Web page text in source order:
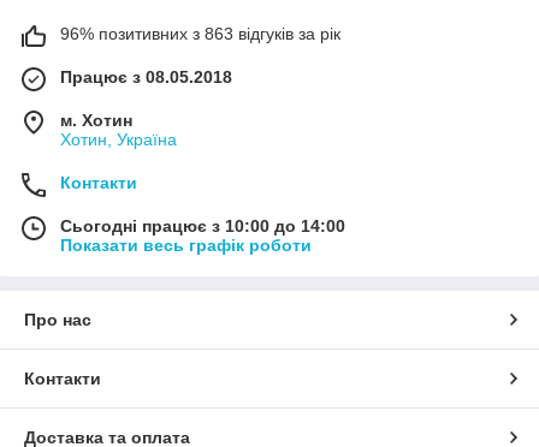
96% позитивних з 863 відгуків за рік
Працює з 08.05.2018
м. Хотин
Хотин, Україна
Контакти
Сьогодні працює з 10:00 до 14:00
Показати весь графік роботи
Про нас
Контакти
Доставка та оплата